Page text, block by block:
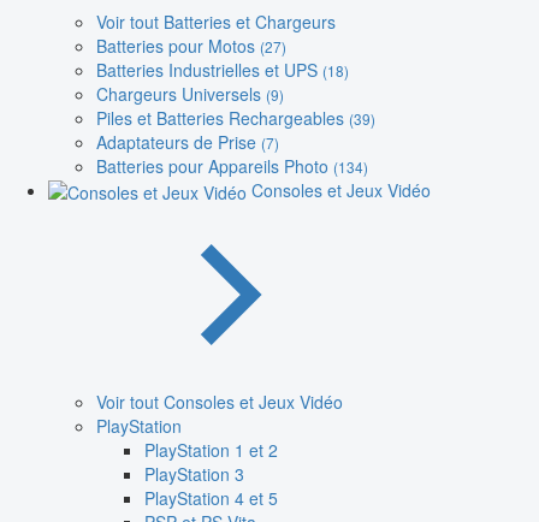
Voir tout Batteries et Chargeurs
Batteries pour Motos (27)
Batteries Industrielles et UPS (18)
Chargeurs Universels (9)
Piles et Batteries Rechargeables (39)
Adaptateurs de Prise (7)
Batteries pour Appareils Photo (134)
Consoles et Jeux Vidéo
Voir tout Consoles et Jeux Vidéo
PlayStation
PlayStation 1 et 2
PlayStation 3
PlayStation 4 et 5